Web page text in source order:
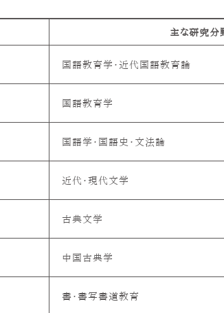
主な研究分
国語教育学・近代国語教育論
国語教育学
国語学・国語史・文法論
近代・現代文学
古典文学
中国古典学
書・書写書道教育